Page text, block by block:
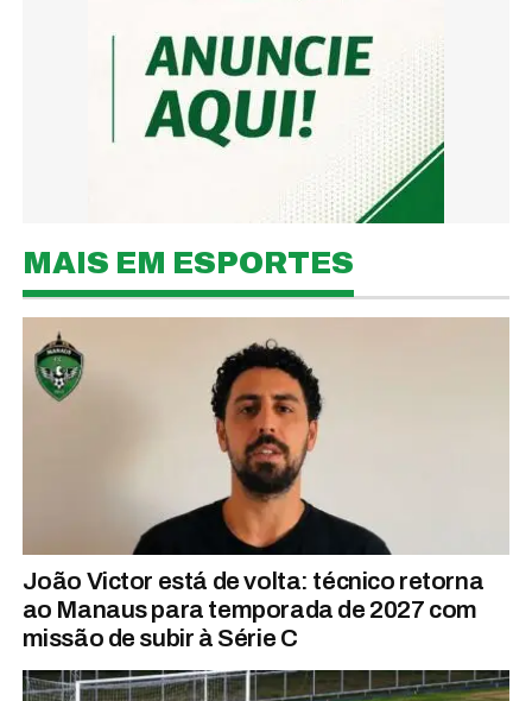
MAIS EM ESPORTES
João Victor está de volta: técnico retorna
ao Manaus para temporada de 2027 com
missão de subir à Série C